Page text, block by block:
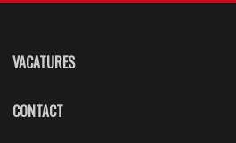
VACATURES
CONTACT